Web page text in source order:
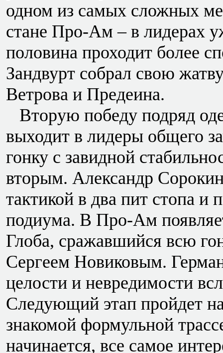
одном из самых сложных
стане Про-Ам – в лидерах
половина проходит более
Зандвурт собрал свою
Ветрова и Предеина.
Вторую победу подряд
выходит в лидеры общего
гонку с завидной
вторым. Александр
тактикой в два пит стопа и
подиума. В Про-Ам
Глоба, сражавшийся всю
Сергеем Новиковым.
целости и невредимости
Следующий этап пройдет
знакомой формульной
начинается, все самое